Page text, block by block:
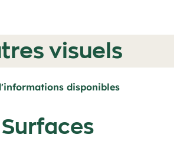
visuels
disponibles
Surfaces